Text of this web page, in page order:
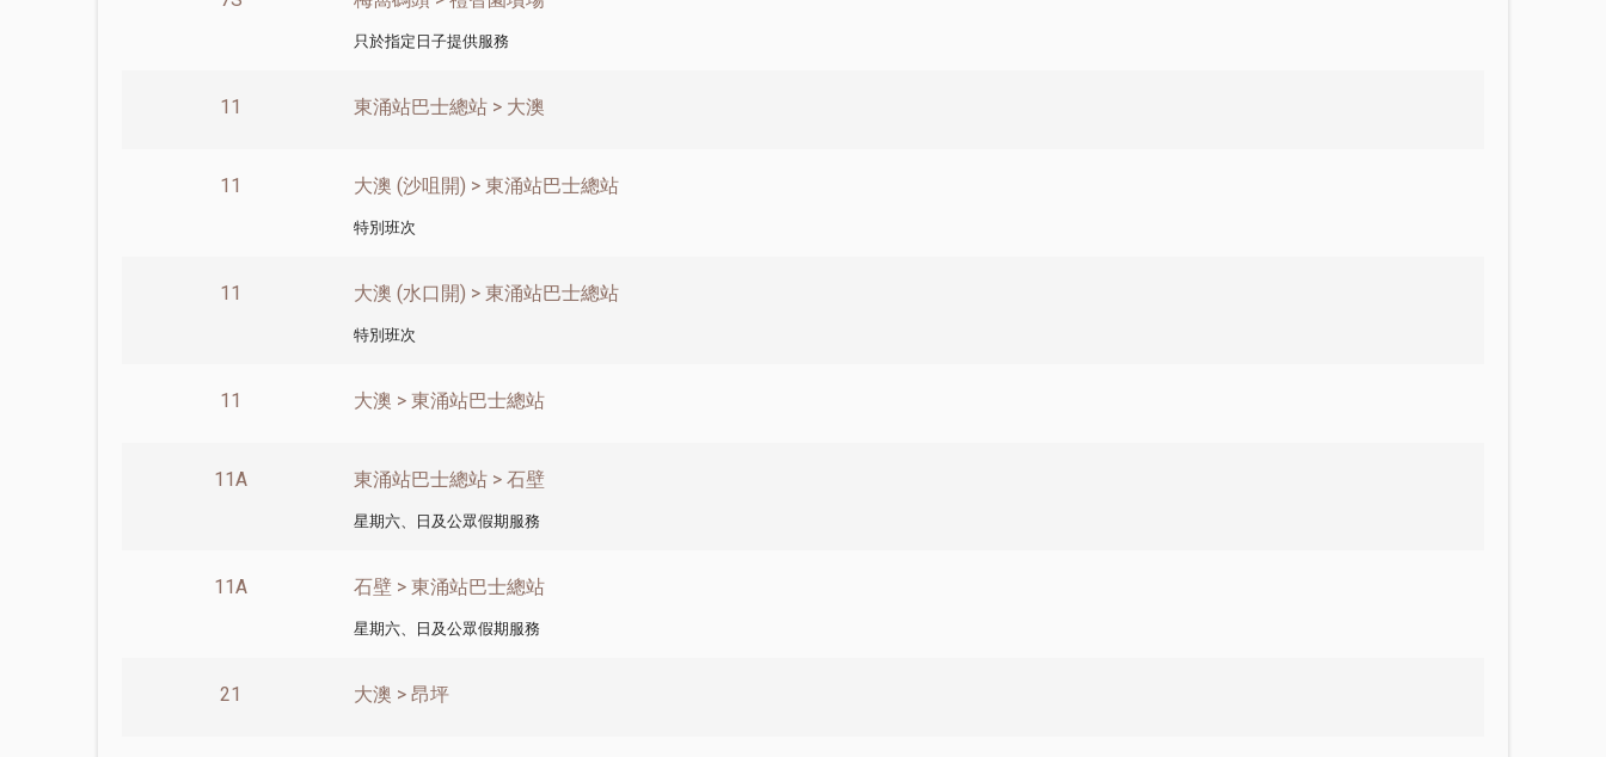
只於指定日子提供服務
11 東涌站巴士總站 > 大澳
11 大澳 (沙咀開) > 東涌站巴士總站
特別班次
11 大澳 (水口開) > 東涌站巴士總站
特別班次
11 大澳 > 東涌站巴士總站
11A 東涌站巴士總站 > 石壁
星期六、日及公眾假期服務
11A 石壁 > 東涌站巴士總站
星期六、日及公眾假期服務
21 大澳 > 昂坪